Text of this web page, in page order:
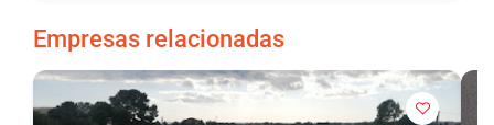
Empresas relacionadas